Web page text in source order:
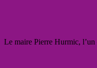
Le maire Pierre Hurmic,